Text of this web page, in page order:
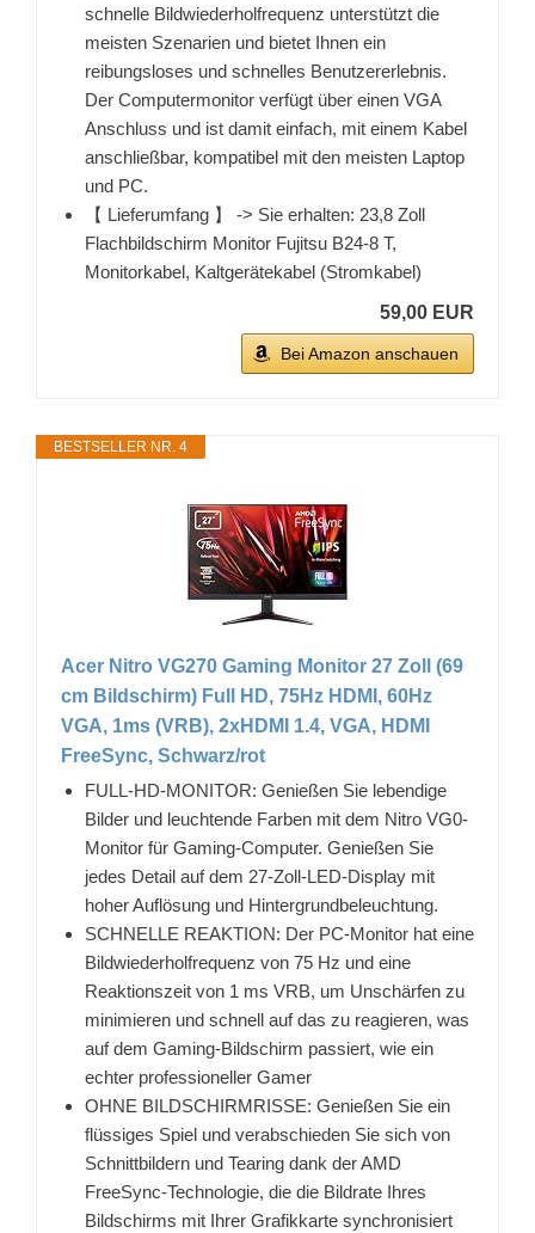
schnelle Bildwiederholfrequenz unterstützt die
meisten Szenarien und bietet Ihnen ein
reibungsloses und schnelles Benutzererlebnis.
Der Computermonitor verfügt über einen VGA
Anschluss und ist damit einfach, mit einem Kabel
anschließbar, kompatibel mit den meisten Laptop
und PC.
【 Lieferumfang 】 -> Sie erhalten: 23,8 Zoll
Flachbildschirm Monitor Fujitsu B24-8 T,
Monitorkabel, Kaltgerätekabel (Stromkabel)
59,00 EUR
Bei Amazon anschauen
BESTSELLER NR. 4
Acer Nitro VG270 Gaming Monitor 27 Zoll (69
cm Bildschirm) Full HD, 75Hz HDMI, 60Hz
VGA, 1ms (VRB), 2xHDMI 1.4, VGA, HDMI
FreeSync, Schwarz/rot
FULL-HD-MONITOR: Genießen Sie lebendige
Bilder und leuchtende Farben mit dem Nitro VG0-
Monitor für Gaming-Computer. Genießen Sie
jedes Detail auf dem 27-Zoll-LED-Display mit
hoher Auflösung und Hintergrundbeleuchtung.
SCHNELLE REAKTION: Der PC-Monitor hat eine
Bildwiederholfrequenz von 75 Hz und eine
Reaktionszeit von 1 ms VRB, um Unschärfen zu
minimieren und schnell auf das zu reagieren, was
auf dem Gaming-Bildschirm passiert, wie ein
echter professioneller Gamer
OHNE BILDSCHIRMRISSE: Genießen Sie ein
flüssiges Spiel und verabschieden Sie sich von
Schnittbildern und Tearing dank der AMD
FreeSync-Technologie, die die Bildrate Ihres
Bildschirms mit Ihrer Grafikkarte synchronisiert